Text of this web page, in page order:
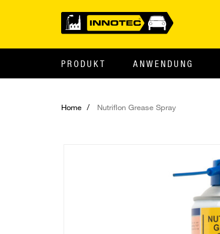
PRODUKT ANWENDUNG
Home Nutriflon Grease Spray